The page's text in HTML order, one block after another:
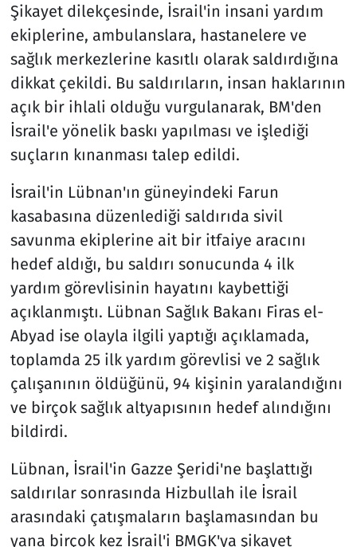
Şikayet dilekçesinde, İsrail'in insani yardım
ekiplerine, ambulanslara, hastanelere ve
sağlık merkezlerine kasıtlı olarak saldırdığına
dikkat çekildi. Bu saldırıların, insan haklarının
açık bir ihlali olduğu vurgulanarak, BM'den
İsrail'e yönelik baskı yapılması ve işlediği
suçların kınanması talep edildi.
İsrail'in Lübnan'ın güneyindeki Farun
kasabasına düzenlediği saldırıda sivil
savunma ekiplerine ait bir itfaiye aracını
hedef aldığı, bu saldırı sonucunda 4 ilk
yardım görevlisinin hayatını kaybettiği
açıklanmıştı. Lübnan Sağlık Bakanı Firas el-
Abyad ise olayla ilgili yaptığı açıklamada,
toplamda 25 ilk yardım görevlisi ve 2 sağlık
çalışanının öldüğünü, 94 kişinin yaralandığını
ve birçok sağlık altyapısının hedef alındığını
bildirdi.
Lübnan, İsrail'in Gazze Şeridi'ne başlattığı
saldırılar sonrasında Hizbullah ile İsrail
arasındaki çatışmaların başlamasından bu
yana birçok kez İsrail'i BMGK'ya şikayet